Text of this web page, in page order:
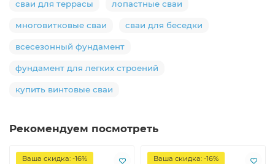
сваи для террасы лопастные сваи
многовитковые сваи сваи для беседки
всесезонный фундамент
фундамент для легких строений
купить винтовые сваи
Рекомендуем посмотреть
Ваша скидка: -16%
Ваша скидка: -16%